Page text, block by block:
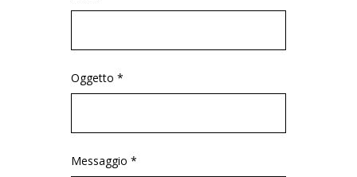
Oggetto *
Messaggio *